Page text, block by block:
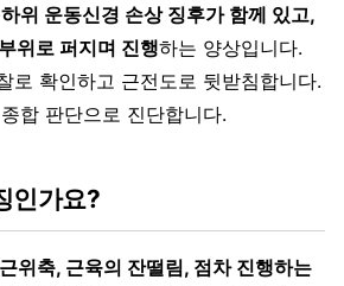
하위 운동신경 손상 징후가 함께 있고,
위로 퍼지며 진행하는 양상입니다.
로 확인하고 근전도로 뒷받침합니다.
합 판단으로 진단합니다.
인가요?
위축, 근육의 잔떨림, 점차 진행하는